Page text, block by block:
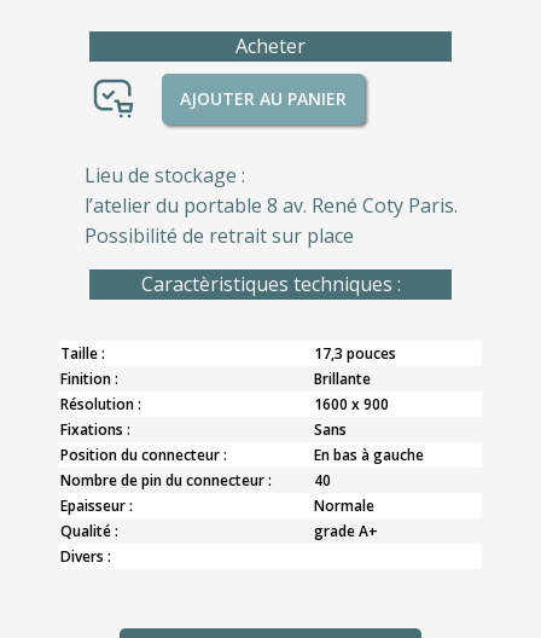
Acheter
AJOUTER AU PANIER
Lieu de stockage :
l’atelier du portable 8 av. René Coty Paris.
Possibilité de retrait sur place
Caractèristiques techniques :
Taille :
17,3 pouces
Finition :
Brillante
Résolution :
1600 x 900
Fixations :
Sans
Position du connecteur :
En bas à gauche
Nombre de pin du connecteur :
40
Epaisseur :
Normale
Qualité :
grade A+
Divers :